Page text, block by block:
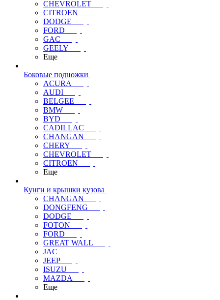
CHEVROLET
CITROEN
DODGE
FORD
GAC
GEELY
Еще
Боковые подножки
ACURA
AUDI
BELGEE
BMW
BYD
CADILLAC
CHANGAN
CHERY
CHEVROLET
CITROEN
Еще
Кунги и крышки кузова
CHANGAN
DONGFENG
DODGE
FOTON
FORD
GREAT WALL
JAC
JEEP
ISUZU
MAZDA
Еще